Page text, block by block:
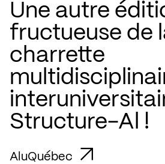
Une autre
fructueuse de
charrette
Structure-Al !
AluQuébec